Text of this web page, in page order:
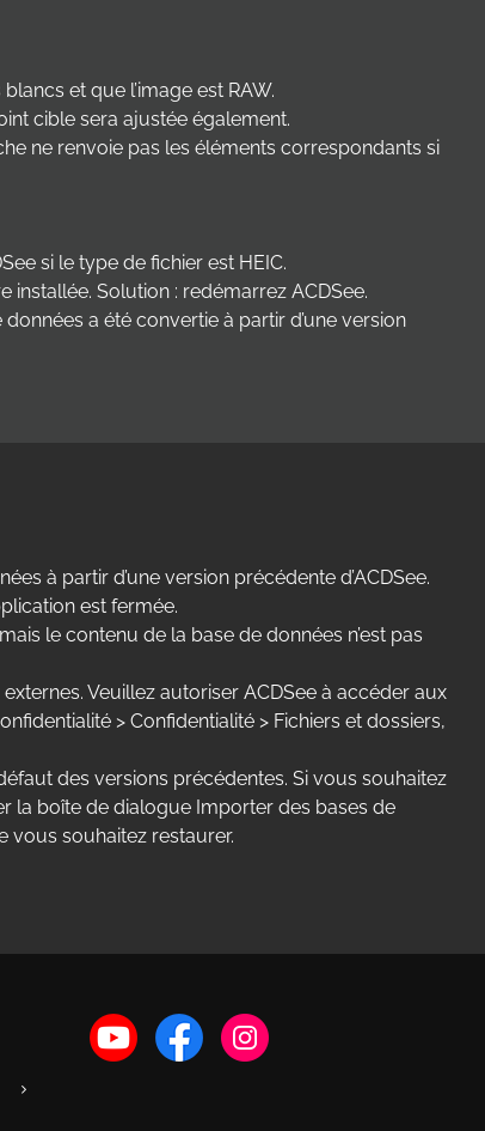
et que l’image est RAW.
cible sera ajustée également.
ne renvoie pas les éléments correspondants si
si le type de fichier est HEIC.
installée. Solution : redémarrez ACDSee.
a été convertie à partir d’une version
à partir d’une version précédente d’ACDSee.
est fermée.
le contenu de la base de données n’est pas
Veuillez autoriser ACDSee à accéder aux
> Confidentialité > Fichiers et dossiers,
des versions précédentes. Si vous souhaitez
la boîte de dialogue Importer des bases de
vous souhaitez restaurer.